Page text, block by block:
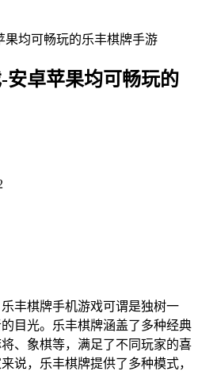
安卓苹果均可畅玩的
丰棋牌手机游戏可谓是独树一
目光。乐丰棋牌涵盖了多种经典
、象棋等，满足了不同玩家的喜
说，乐丰棋牌提供了多种模式，